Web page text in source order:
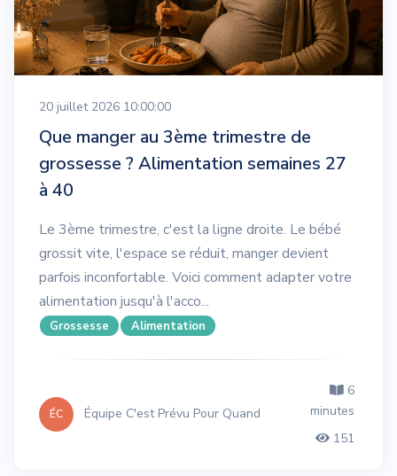
20 juillet 2026 10:00:00
Que manger au 3ème trimestre de
grossesse ? Alimentation semaines 27
à 40
Le 3ème trimestre, c'est la ligne droite. Le bébé
grossit vite, l'espace se réduit, manger devient
parfois inconfortable. Voici comment adapter votre
alimentation jusqu'à l'acco...
Grossesse Alimentation
ÉC Équipe C'est Prévu Pour Quand
6
minutes
151